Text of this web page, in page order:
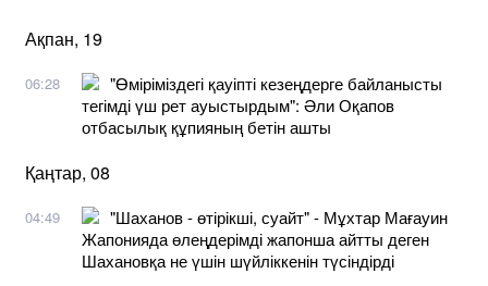
Ақпан, 19
06:28
"Өміріміздегі қауіпті кезеңдерге байланысты
тегімді үш рет ауыстырдым": Әли Оқапов
отбасылық құпияның бетін ашты
Қаңтар, 08
04:49
"Шаханов - өтірікші, суайт" - Мұхтар Мағауин
Жапонияда өлеңдерімді жапонша айтты деген
Шахановқа не үшін шүйліккенін түсіндірді